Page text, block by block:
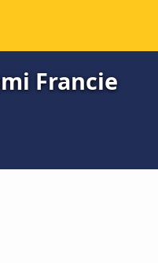
Francie